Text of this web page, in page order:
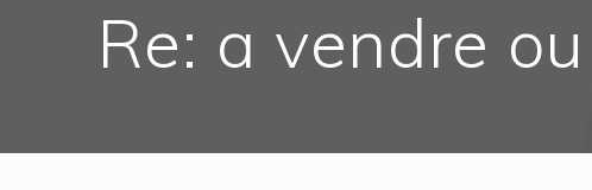
Re: a vendre